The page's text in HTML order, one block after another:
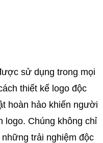
sử dụng trong mọi
thiết kế logo độc
hoàn hảo khiến người
logo. Chúng không chỉ
trải nghiệm độc